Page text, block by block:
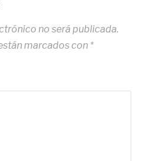
no será publicada.
marcados con *